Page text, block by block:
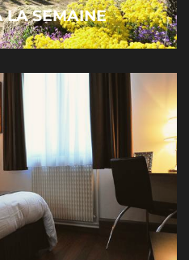
LA SEMAINE